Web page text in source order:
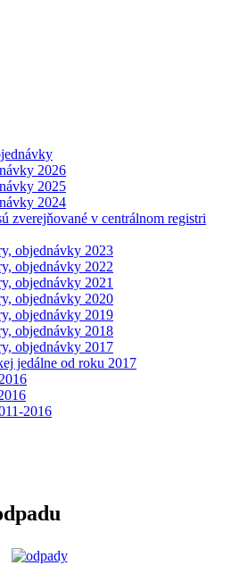
2026
2025
2024
zverejňované v centrálnom registri
objednávky 2023
objednávky 2022
objednávky 2021
objednávky 2020
objednávky 2019
objednávky 2018
objednávky 2017
jedálne od roku 2017
2016